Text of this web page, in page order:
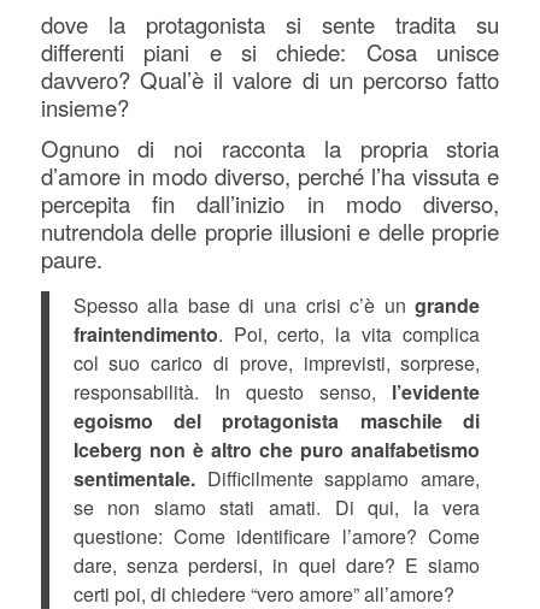
dove la protagonista si sente tradita su
differenti piani e si chiede: Cosa unisce
davvero? Qual’è il valore di un percorso fatto
insieme?
Ognuno di noi racconta la propria storia
d’amore in modo diverso, perché l’ha vissuta e
percepita fin dall’inizio in modo diverso,
nutrendola delle proprie illusioni e delle proprie
paure.
Spesso alla base di una crisi c’è ungrande
fraintendimento. Poi, certo, la vita complica
col suo carico di prove, imprevisti, sorprese,
responsabilità. In questo senso, l’evidente
egoismo del protagonista maschile di
Iceberg non è altro che puro analfabetismo
sentimentale.Difficilmente sappiamo amare,
se non siamo stati amati. Di qui, la vera
questione: Come identificare l’amore? Come
dare, senza perdersi, in quel dare? E siamo
certi poi, di chiedere “vero amore” all’amore?